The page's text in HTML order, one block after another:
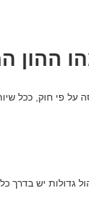
על פי חוק, ככל
גדולות יש בדרך